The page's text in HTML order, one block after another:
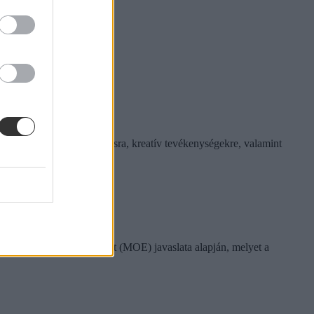
több idő jusson mozgásra, kreatív tevékenységekre, valamint
miniszter.
Egyesület (MOE) javaslata alapján, melyet a